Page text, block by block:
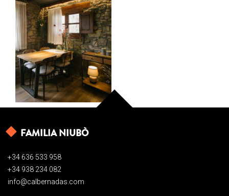
FAMILIA NIUBÒ
+34 636 533 958
+34 938 234 082
info@calbernadas.com